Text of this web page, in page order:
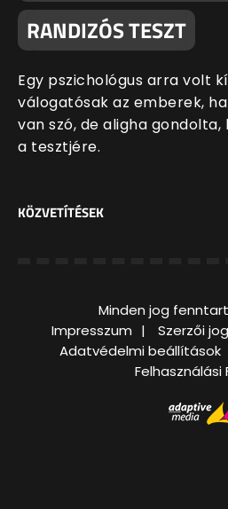
RANDIZÓS TESZT
Egy pszichológus arra volt
válogatósak az emberek,
van szó, de aligha
a tesztjére.
KÖZVETÍTÉSEK
Minden jog
Impresszum
Szerzői
Adatvédelmi beállítások